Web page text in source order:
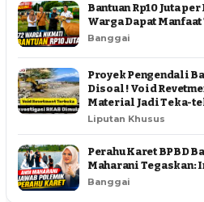
Bantuan Rp10 Juta
Warga Dapat Manfaat
Banggai
Proyek Pengendali
Disoal ! Void
Material Jadi Teka-
Liputan Khusus
Perahu Karet BPBD
Maharani Tegaskan:
Banggai